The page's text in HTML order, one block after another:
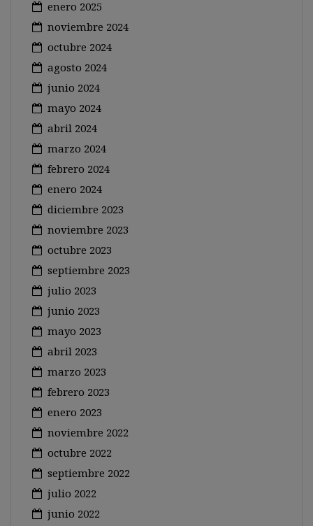
enero 2025
noviembre 2024
octubre 2024
agosto 2024
junio 2024
mayo 2024
abril 2024
marzo 2024
febrero 2024
enero 2024
diciembre 2023
noviembre 2023
octubre 2023
septiembre 2023
julio 2023
junio 2023
mayo 2023
abril 2023
marzo 2023
febrero 2023
enero 2023
noviembre 2022
octubre 2022
septiembre 2022
julio 2022
junio 2022